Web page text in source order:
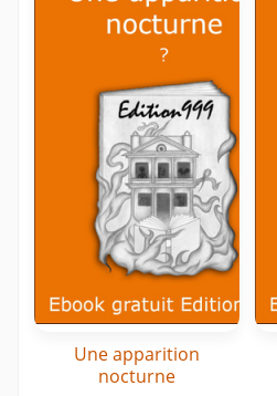
Une apparition
nocturne